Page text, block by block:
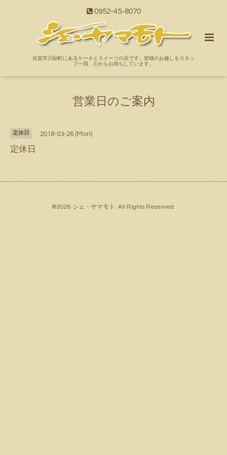
0952-45-8070
佐賀市川副町にあるケーキとスイーツの店です。皆様のお越しをスタッ
フ一同、心からお待ちしています。
営業日のご案内
定休日 2018-03-26 (Mon)
定休日
©2026 シェ・ヤマモト . All Rights Reserved.